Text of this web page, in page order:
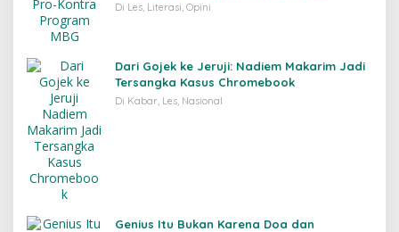
Di Les, Literasi, Opini
Dari Gojek ke Jeruji: Nadiem Makarim Jadi
Tersangka Kasus Chromebook
Di Kabar, Les, Nasional
Genius Itu Bukan Karena Doa dan